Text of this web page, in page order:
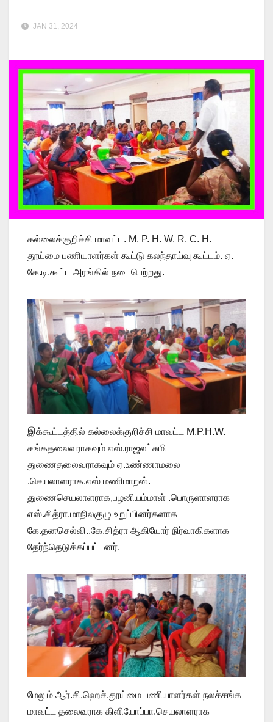
JAN 31, 2024
கல்லைக்குறிச்சி மாவட்ட. M. P. H. W. R. C. H.
தூய்மை பணியாளர்கள் கூட்டு கலந்தாய்வு கூட்டம். ஏ.
கே.டி.கூட்ட அரங்கில் நடைபெற்றது.
இக்கூட்டத்தில் கல்லைக்குறிச்சி மாவட்ட M.P.H.W.
சங்கதலைவராகவும் எஸ்.ராஜலட்சுமி
துணைதலைவராகவும் ஏ.உண்ணாமலை
.செயலாளராக.எஸ் மணிமாறன்.
துணைசெயலாளராக,பழனியம்மாள் .பொருளாளராக
எஸ்.சித்ரா.மாநிலகுழு உறுப்பினர்களாக
கே.தனசெல்வி..கே.சித்ரா ஆகியோர் நிர்வாகிகளாக
தேர்ந்தெடுக்கப்பட்டனர்.
மேலும் ஆர்.சி.ஹெச்.தூய்மை பணியாளர்கள் நலச்சங்க
மாவட்ட தலைவராக கிளியோப்பா.செயலாளராக